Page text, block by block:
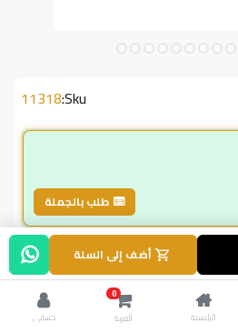
Sku:
11318
طلب بالجملة
أضف إلى السلة
الرئيسية
0
العربة
حسابي